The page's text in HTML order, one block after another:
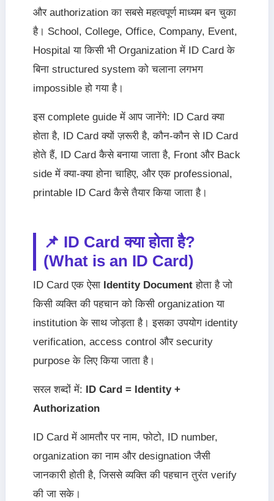
और authorization का सबसे महत्वपूर्ण माध्यम बन चुका
है। School, College, Office, Company, Event,
Hospital या किसी भी Organization में ID Card के
बिना structured system को चलाना लगभग
impossible हो गया है।
इस complete guide में आप जानेंगे: ID Card क्या
होता है, ID Card क्यों ज़रूरी है, कौन-कौन से ID Card
होते हैं, ID Card कैसे बनाया जाता है, Front और Back
side में क्या-क्या होना चाहिए, और एक professional,
printable ID Card कैसे तैयार किया जाता है।
📌 ID Card क्या होता है?
(What is an ID Card)
ID Card एक ऐसा Identity Document होता है जो
किसी व्यक्ति की पहचान को किसी organization या
institution के साथ जोड़ता है। इसका उपयोग identity
verification, access control और security
purpose के लिए किया जाता है।
सरल शब्दों में: ID Card = Identity +
Authorization
ID Card में आमतौर पर नाम, फोटो, ID number,
organization का नाम और designation जैसी
जानकारी होती है, जिससे व्यक्ति की पहचान तुरंत verify
की जा सके।